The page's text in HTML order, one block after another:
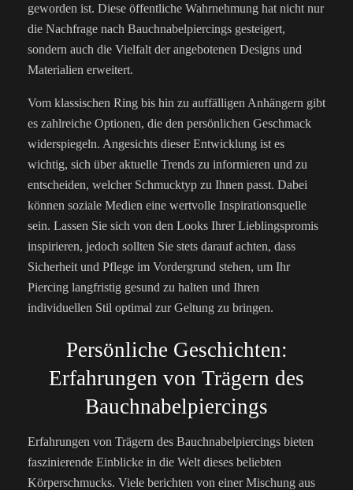
geworden ist. Diese öffentliche Wahrnehmung hat nicht nur
die Nachfrage nach Bauchnabelpiercings gesteigert,
sondern auch die Vielfalt der angebotenen Designs und
Materialien erweitert.
Vom klassischen Ring bis hin zu auffälligen Anhängern gibt
es zahlreiche Optionen, die den persönlichen Geschmack
widerspiegeln. Angesichts dieser Entwicklung ist es
wichtig, sich über aktuelle Trends zu informieren und zu
entscheiden, welcher Schmucktyp zu Ihnen passt. Dabei
können soziale Medien eine wertvolle Inspirationsquelle
sein. Lassen Sie sich von den Looks Ihrer Lieblingspromis
inspirieren, jedoch sollten Sie stets darauf achten, dass
Sicherheit und Pflege im Vordergrund stehen, um Ihr
Piercing langfristig gesund zu halten und Ihren
individuellen Stil optimal zur Geltung zu bringen.
Persönliche Geschichten:
Erfahrungen von Trägern des
Bauchnabelpiercings
Erfahrungen von Trägern des Bauchnabelpiercings bieten
faszinierende Einblicke in die Welt dieses beliebten
Körperschmucks. Viele berichten von einer Mischung aus